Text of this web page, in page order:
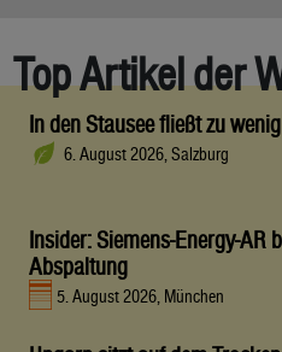
Top Artikel der
In den Stausee fließt zu
6. August 2026, Salzburg
Insider: Siemens-Energy-AR
Abspaltung
5. August 2026, München